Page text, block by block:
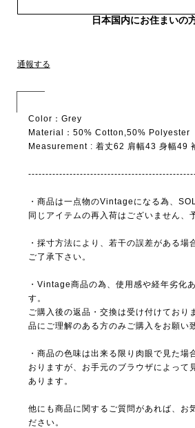
日本国内にお住まいの
通報する
Color：Grey
Material：50% Cotton,50% Polyester
Measurement : 着丈62 肩幅43 身幅49
・商品は一点物のVintageになる為、
同じアイテムの再入荷はございません、
・採寸方法により、若干の誤差がある場
ご了承下さい。
・Vintage商品の為、使用感や経年劣化
す。
ご購入後の返品・交換は受け付けてお
品にご理解のある方のみご購入をお願い
・商品の色味は出来る限り肉眼で見た場
おりますが、お手元のブラウザによって
あります。
他にも商品に関するご質問があれば、お
ださい。